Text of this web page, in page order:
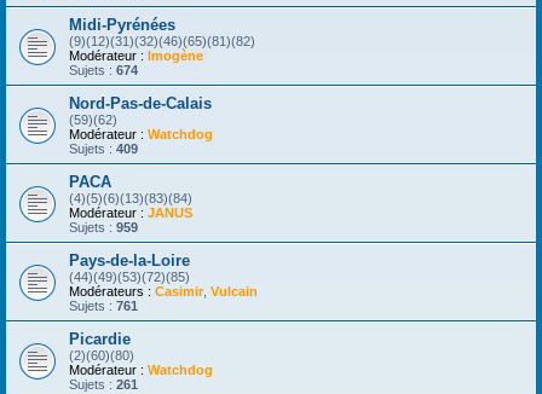
Midi-Pyrénées
(9)(12)(31)(32)(46)(65)(81)(82)
Modérateur : Imogène
Sujets : 674
Nord-Pas-de-Calais
(59)(62)
Modérateur : Watchdog
Sujets : 409
PACA
(4)(5)(6)(13)(83)(84)
Modérateur : JANUS
Sujets : 959
Pays-de-la-Loire
(44)(49)(53)(72)(85)
Modérateurs : Casimir, Vulcain
Sujets : 761
Picardie
(2)(60)(80)
Modérateur : Watchdog
Sujets : 261